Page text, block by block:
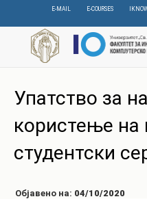
content
E-MAIL E-COURSES
Упатство за
користење на
студентски
Објавено на: 04/10/2020